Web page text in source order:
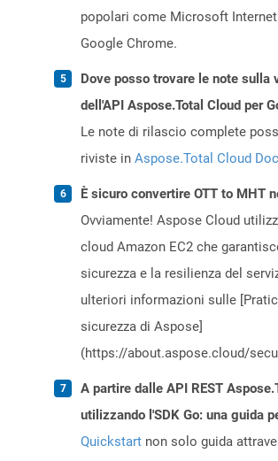
popolari come Microsoft
Google Chrome.
Dove posso trovare le note sulla
dell'API Aspose.Total Cloud per
Le note di rilascio complete
riviste in Aspose.Total Cloud
È sicuro convertire OTT to MHT
Ovviamente! Aspose Cloud
cloud Amazon EC2 che
sicurezza e la resilienza del
ulteriori informazioni sulle
sicurezza di Aspose]
(https://about.aspose.cloud/
A partire dalle API REST
utilizzando l'SDK Go: una guida
Quickstart non solo guida